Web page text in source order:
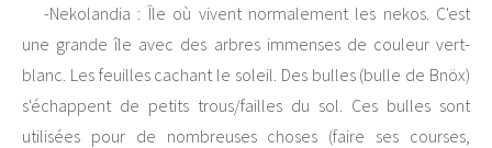
-Nekolandia : Île où vivent normalement les nekos. C'est
une grande île avec des arbres immenses de couleur vert-
blanc. Les feuilles cachant le soleil. Des bulles (bulle de Bnöx)
s'échappent de petits trous/failles du sol. Ces bulles sont
utilisées pour de nombreuses choses (faire ses courses,